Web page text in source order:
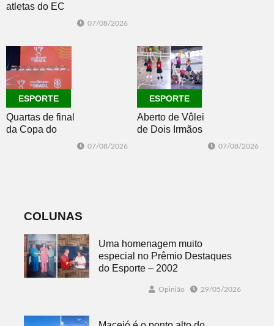
atletas do EC
Master 65+
07/08/2026
ESPORTE
Quartas de final
da Copa do
Brasil 2026: veja
07/08/2026
ESPORTE
Aberto de Vôlei
de Dois Irmãos
07/08/2026
COLUNAS
Uma homenagem muito
especial no Prêmio Destaques
do Esporte – 2002
Opinião 29/05/2026